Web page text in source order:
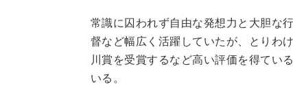
常識に囚われず自由な発想力と大胆な
督など幅広く活躍していたが、とりわ
川賞を受賞するなど高い評価を得てい
いる。